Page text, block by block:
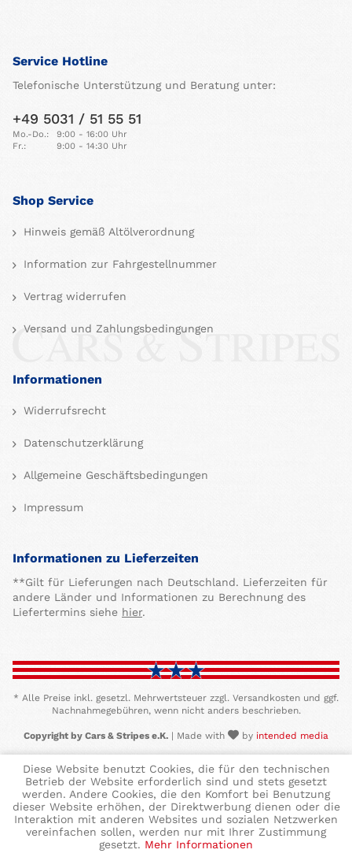
Service Hotline
Telefonische Unterstützung und Beratung unter:
+49 5031 / 51 55 51
Mo.-Do.:
9:00 - 16:00 Uhr
Fr.:
9:00 - 14:30 Uhr
Shop Service
Hinweis gemäß Altölverordnung
Information zur Fahrgestellnummer
Vertrag widerrufen
Versand und Zahlungsbedingungen
Informationen
Widerrufsrecht
Datenschutzerklärung
Allgemeine Geschäftsbedingungen
Impressum
Informationen zu Lieferzeiten
**Gilt für Lieferungen nach Deutschland. Lieferzeiten für
andere Länder und Informationen zu Berechnung des
Liefertermins siehe hier.
* Alle Preise inkl. gesetzl. Mehrwertsteuer zzgl. Versandkosten und ggf.
Nachnahmegebühren, wenn nicht anders beschrieben.
Copyright by Cars & Stripes e.K. | Made with by intended media
Diese Website benutzt Cookies, die für den technischen
Betrieb der Website erforderlich sind und stets gesetzt
werden. Andere Cookies, die den Komfort bei Benutzung
dieser Website erhöhen, der Direktwerbung dienen oder die
Interaktion mit anderen Websites und sozialen Netzwerken
vereinfachen sollen, werden nur mit Ihrer Zustimmung
gesetzt. Mehr Informationen